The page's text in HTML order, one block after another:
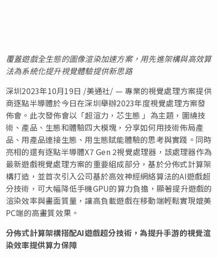
覆蓋遊戲全生態的圖像渲染加速方案，用先進架構與高效算
法為系統化提升視覺體驗提供新思路
深圳2023年10月19日 /美通社/ — 專業的視覺處理方案提供
商逐點半導體於今日在深圳舉辦2023年度視覺處理方案發
佈會。此次發佈會以「超渲力，芯生態 」為主題，圍繞技
術、產品、生態和體驗四大模塊，分享如何用技術佈局產
品、用產品連接生態、用生態賦能體驗的思考與實踐。同時
亮相的還有逐點半導體X7 Gen 2視覺處理器，該處理器作為
最新遊戲視覺處理方案的重要組成部分，基於分佈式計算架
構打造，並首次引入公司基於高效神經網絡算法的AI遊戲超
分技術，可大幅降低手機GPU的算力負擔，顯著提升遊戲的
渲染效率與畫面質量，讓高負載遊戲在移動端輕鬆實現媲美
PC端的高畫質效果。
分佈式計算架構搭配AI遊戲超分技術，為提升手游的視覺渲
染效率提供算力保障